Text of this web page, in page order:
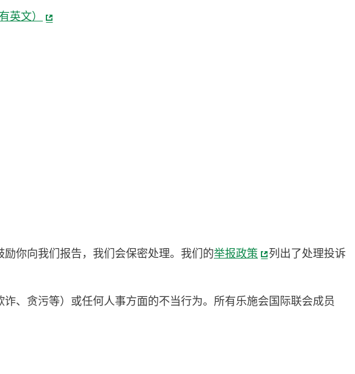
英文）
你向我们报告，我们会保密处理。我们的举报政策
列出了处理投诉
、贪污等）或任何人事方面的不当行为。所有乐施会国际联会成员